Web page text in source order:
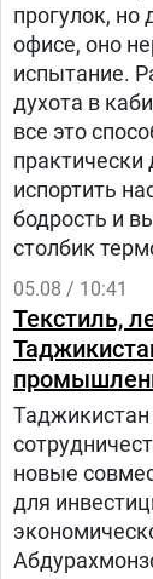
прогулок, но
офисе, оно
испытание.
духота в
все это
практически
испортить
бодрость и
столбик
градусам и
отделом
Степанькова.
05.08 / 10:41
Текстиль,
новые
для